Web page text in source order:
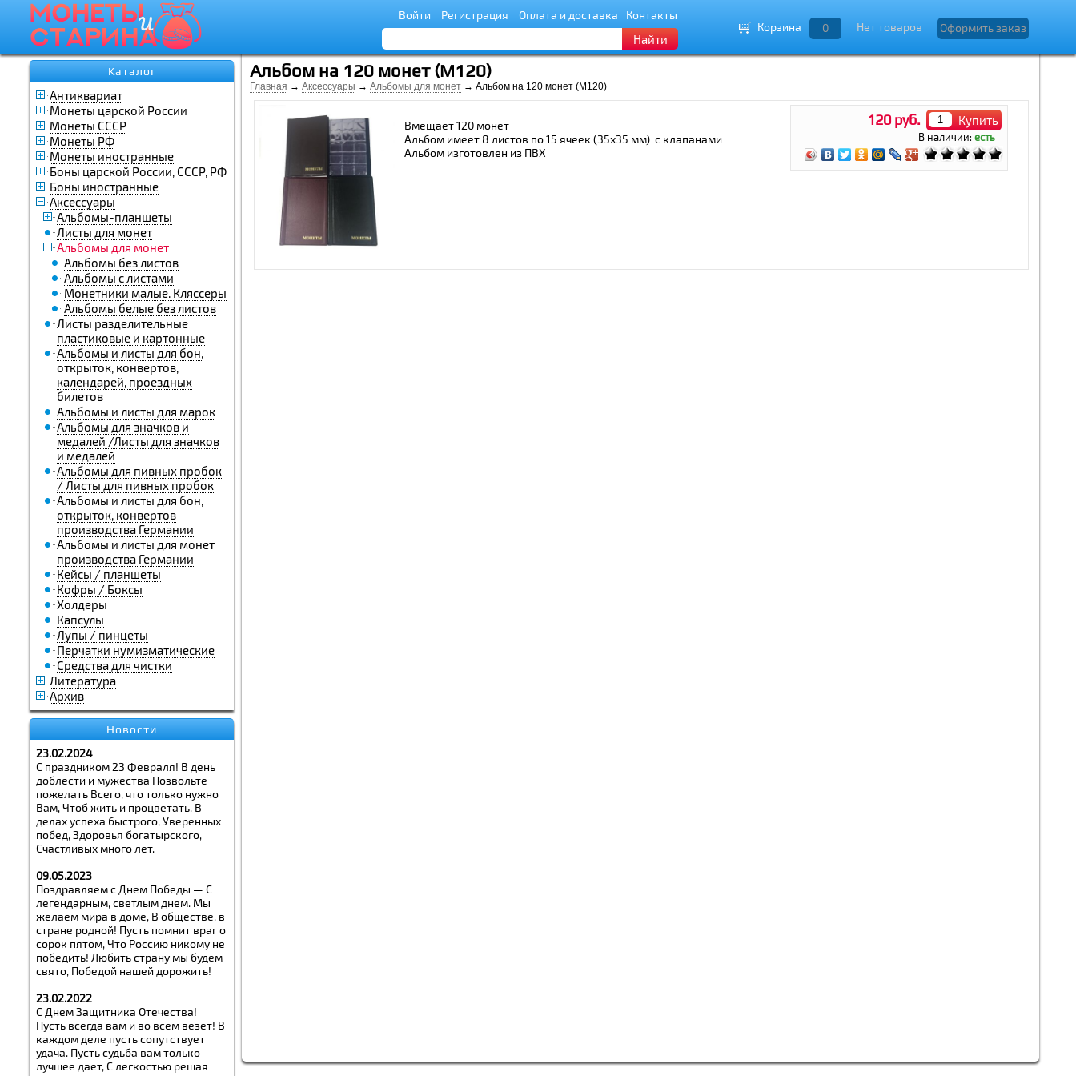
Войти Регистрация Оплата и доставка Контакты
Найти
Корзина 0 Нет товаров Оформить заказ
Каталог
Антиквариат
Монеты царской России
Монеты СССР
Монеты РФ
Монеты иностранные
Боны царской России, СССР, РФ
Боны иностранные
Аксессуары
Альбомы-планшеты
Листы для монет
Альбомы для монет
Альбомы без листов
Альбомы с листами
Монетники малые. Кляссеры
Альбомы белые без листов
Листы разделительные
пластиковые и картонные
Альбомы и листы для бон,
открыток, конвертов,
календарей, проездных
билетов
Альбомы и листы для марок
Альбомы для значков и
медалей /Листы для значков
и медалей
Альбомы для пивных пробок
/ Листы для пивных пробок
Альбомы и листы для бон,
открыток, конвертов
производства Германии
Альбомы и листы для монет
производства Германии
Кейсы / планшеты
Кофры / Боксы
Холдеры
Капсулы
Лупы / пинцеты
Перчатки нумизматические
Средства для чистки
Литература
Архив
Новости
23.02.2024
С праздником 23 Февраля! В день
доблести и мужества Позвольте
пожелать Всего, что только нужно
Вам, Чтоб жить и процветать. В
делах успеха быстрого, Уверенных
побед, Здоровья богатырского,
Счастливых много лет.
09.05.2023
Поздравляем с Днем Победы — С
легендарным, светлым днем. Мы
желаем мира в доме, В обществе, в
стране родной! Пусть помнит враг о
сорок пятом, Что Россию никому не
победить! Любить страну мы будем
свято, Победой нашей дорожить!
23.02.2022
С Днем Защитника Отечества!
Пусть всегда вам и во всем везет! В
каждом деле пусть сопутствует
удача. Пусть судьба вам только
лучшее дает, С легкостью решая
Альбом на 120 монет (М120)
Главная → Аксессуары → Альбомы для монет → Альбом на 120 монет (М120)
120 руб. Купить
В наличии:есть
Вмещает 120 монет
Альбом имеет 8 листов по 15 ячеек (35х35 мм) с клапанами
Альбом изготовлен из ПВХ